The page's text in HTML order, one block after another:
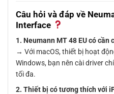
Câu hỏi và đáp về
Interface
1. Neumann MT 48 EU có cần
→ Với macOS, thiết bị hoạt
Windows, bạn nên cài driver
tối đa.
2. Thiết bị có tương thích với